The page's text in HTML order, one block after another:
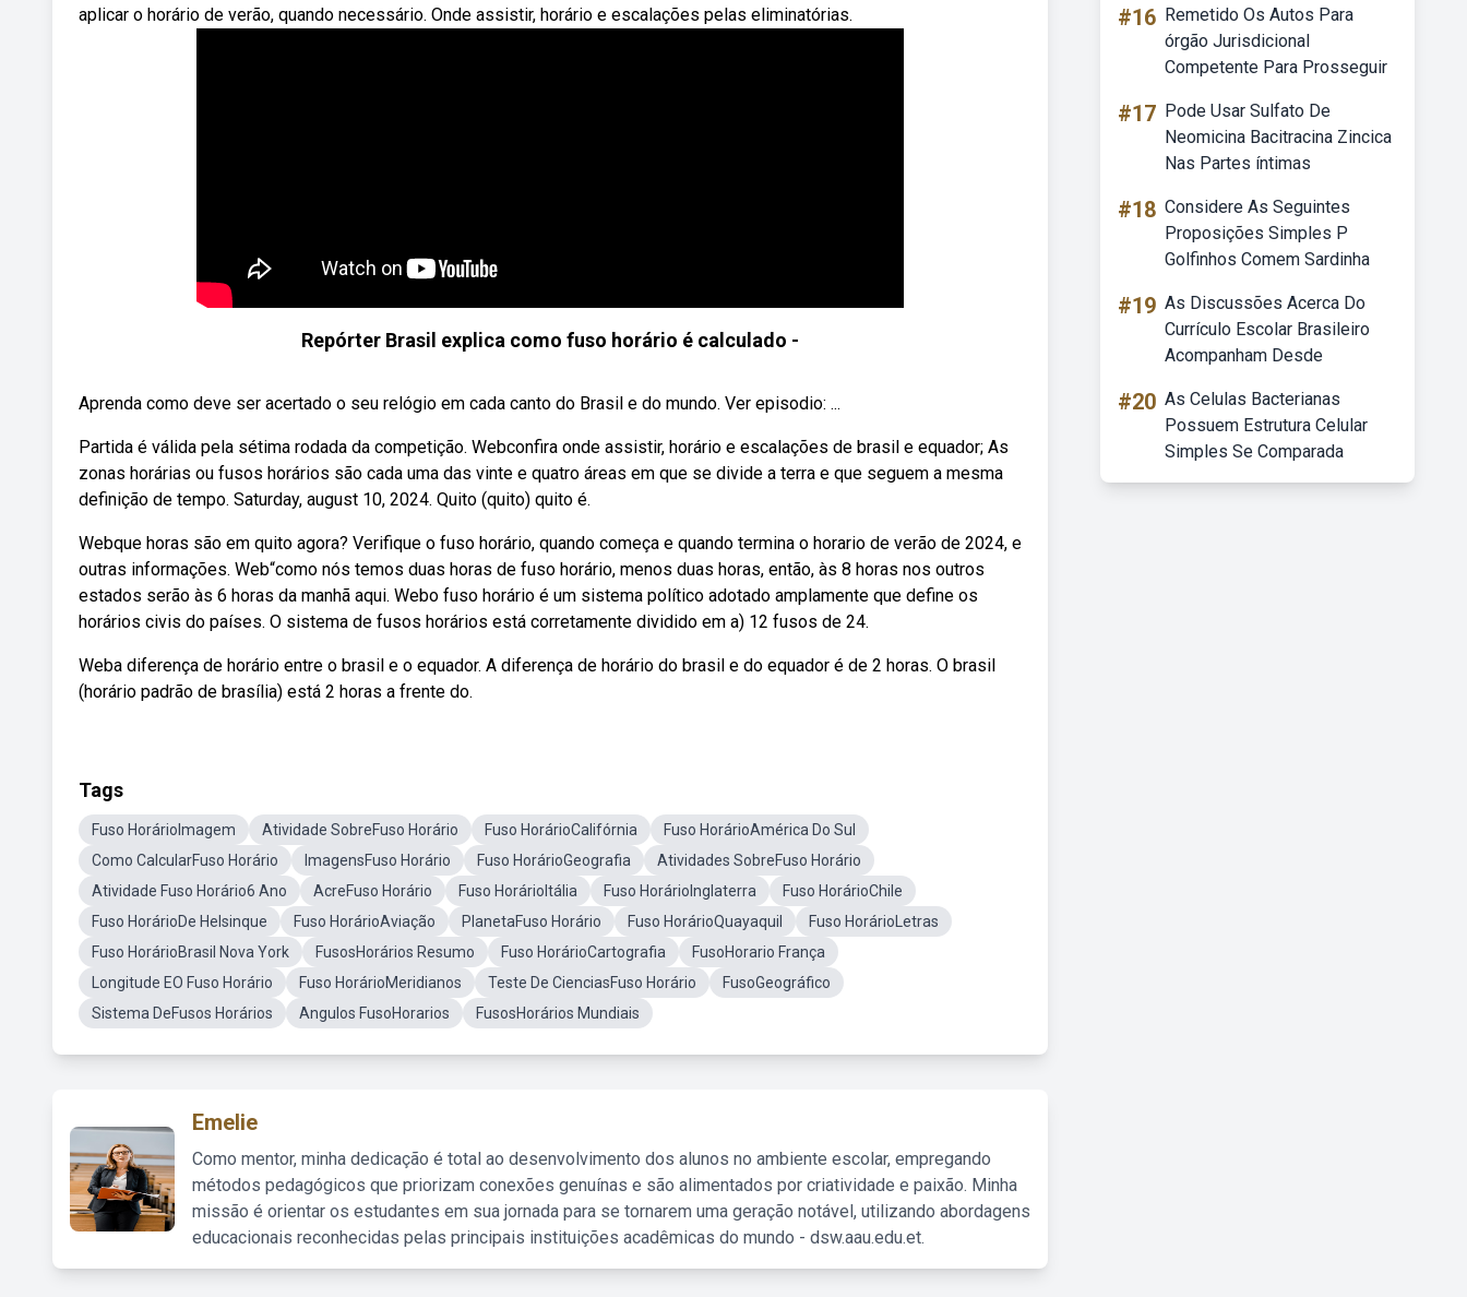
aplicar o horário de verão, quando necessário. Onde assistir, horário e escalações pelas eliminatórias.
Repórter Brasil explica como fuso horário é calculado -
Aprenda como deve ser acertado o seu relógio em cada canto do Brasil e do mundo. Ver episodio: ...
Partida é válida pela sétima rodada da competição. Webconfira onde assistir, horário e escalações de brasil e equador; As
zonas horárias ou fusos horários são cada uma das vinte e quatro áreas em que se divide a terra e que seguem a mesma
definição de tempo. Saturday, august 10, 2024. Quito (quito) quito é.
Webque horas são em quito agora? Verifique o fuso horário, quando começa e quando termina o horario de verão de 2024, e
outras informações. Web“como nós temos duas horas de fuso horário, menos duas horas, então, às 8 horas nos outros
estados serão às 6 horas da manhã aqui. Webo fuso horário é um sistema político adotado amplamente que define os
horários civis do países. O sistema de fusos horários está corretamente dividido em a) 12 fusos de 24.
Weba diferença de horário entre o brasil e o equador. A diferença de horário do brasil e do equador é de 2 horas. O brasil
(horário padrão de brasília) está 2 horas a frente do.
Tags
Fuso HorárioImagem Atividade SobreFuso Horário Fuso HorárioCalifórnia
Fuso HorárioAmérica Do Sul
Como CalcularFuso Horário
ImagensFuso Horário Fuso HorárioGeografia
Atividades SobreFuso Horário
Atividade Fuso Horário6 Ano
AcreFuso Horário Fuso HorárioItália Fuso HorárioInglaterra
Fuso HorárioChile
Fuso HorárioDe Helsinque
Fuso HorárioAviação PlanetaFuso Horário Fuso HorárioQuayaquil
Fuso HorárioLetras
Fuso HorárioBrasil Nova York
FusosHorários Resumo Fuso HorárioCartografia
FusoHorario França
Longitude EO Fuso Horário
Fuso HorárioMeridianos Teste De CienciasFuso Horário
FusoGeográfico
Sistema DeFusos Horários
Angulos FusoHorarios FusosHorários Mundiais
Emelie
Como mentor, minha dedicação é total ao desenvolvimento dos alunos no ambiente escolar, empregando
métodos pedagógicos que priorizam conexões genuínas e são alimentados por criatividade e paixão. Minha
missão é orientar os estudantes em sua jornada para se tornarem uma geração notável, utilizando abordagens
educacionais reconhecidas pelas principais instituições acadêmicas do mundo - dsw.aau.edu.et.
#16 Remetido Os Autos Para
órgão Jurisdicional
Competente Para Prosseguir
#17 Pode Usar Sulfato De
Neomicina Bacitracina Zincica
Nas Partes íntimas
#18 Considere As Seguintes
Proposições Simples P
Golfinhos Comem Sardinha
#19 As Discussões Acerca Do
Currículo Escolar Brasileiro
Acompanham Desde
#20 As Celulas Bacterianas
Possuem Estrutura Celular
Simples Se Comparada